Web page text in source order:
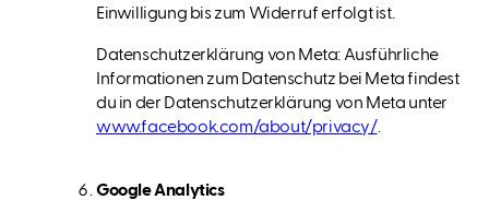
Einwilligung bis zum Widerruf erfolgt ist.
Datenschutzerklärung von Meta: Ausführliche
Informationen zum Datenschutz bei Meta findest
du in der Datenschutzerklärung von Meta unter
www.facebook.com/about/privacy/.
Google Analytics